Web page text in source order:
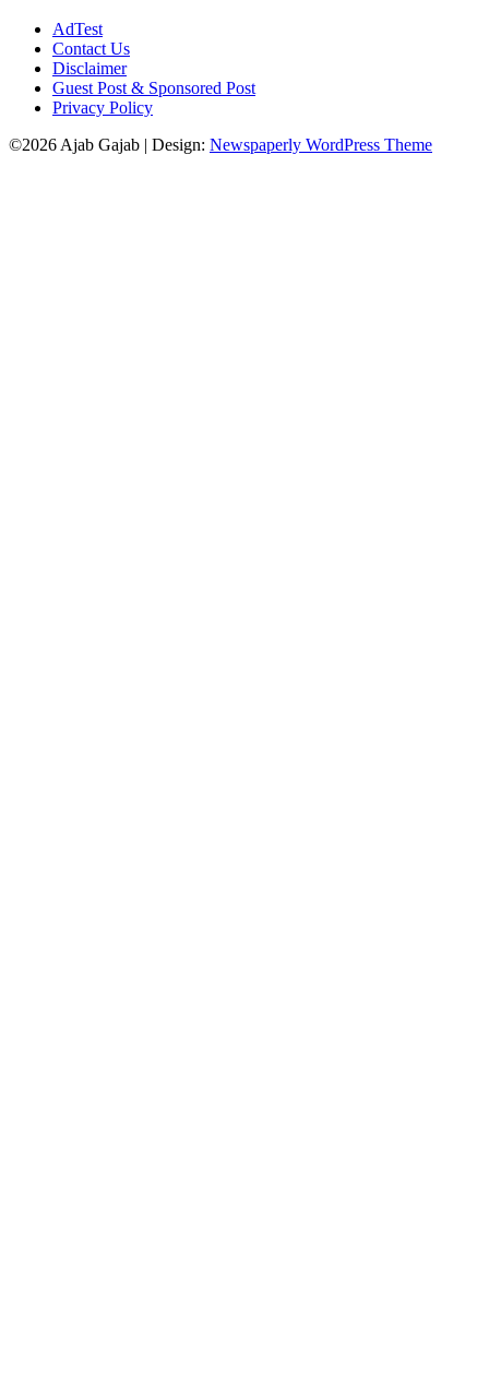
AdTest
Contact Us
Disclaimer
Guest Post & Sponsored Post
Privacy Policy
©2026 Ajab Gajab | Design: Newspaperly WordPress Theme